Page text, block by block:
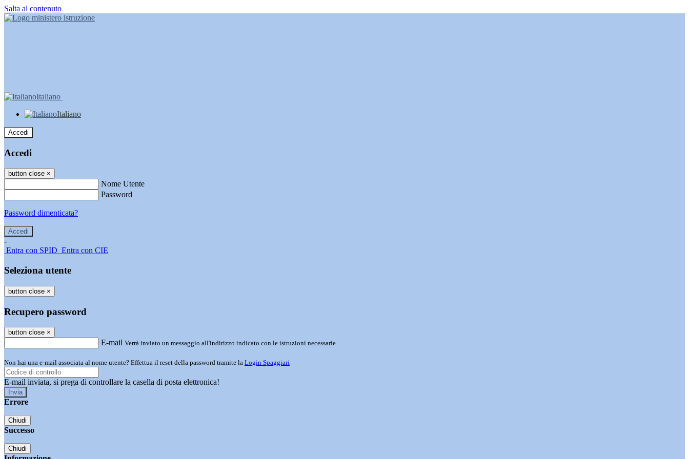
Salta al contenuto
Italiano
Italiano
Accedi
Accedi
button close ×
Nome Utente
Password
Password dimenticata?
-
Entra con SPID Entra con CIE
Seleziona utente
button close ×
Recupero password
button close ×
E-mail Verrà inviato un messaggio all'indirizzo indicato con le istruzioni necessarie.
Non hai una e-mail associata al nome utente? Effettua il reset della password tramite la Login Spaggiari
E-mail inviata, si prega di controllare la casella di posta elettronica!
Errore
Chiudi
Successo
Chiudi